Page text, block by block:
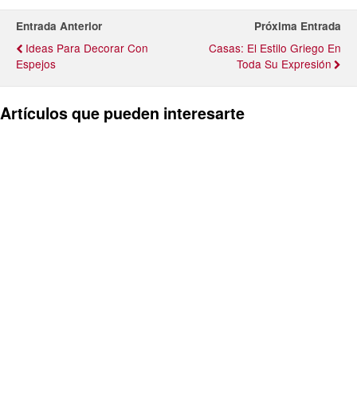
Entrada Anterior
Ideas Para Decorar Con
Espejos
Próxima Entrada
Casas: El Estilo Griego En
Toda Su Expresión
Artículos que pueden interesarte